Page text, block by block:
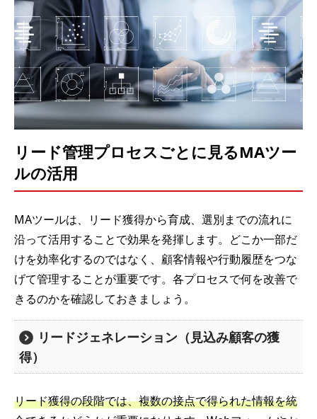
リード管理プロセスごとに見るMAツー
ルの活用
MAツールは、リード獲得から育成、選別までの流れに
沿って活用することで効果を発揮します。どこか一部だ
けを効率化するのではなく、顧客情報や行動履歴をつな
げて管理することが重要です。各プロセスで何を改善で
きるのかを確認しておきましょう。
リードジェネレーション（見込み顧客の獲
得）
リード獲得の段階では、複数の接点で得られた情報を統